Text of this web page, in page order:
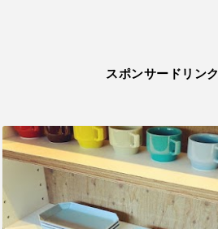
スポンサードリンク